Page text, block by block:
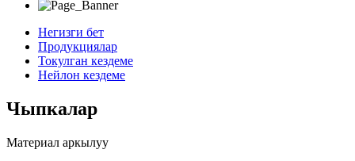
Негизги бет
Продукциялар
Токулган кездеме
Нейлон кездеме
Чыпкалар
Материал аркылуу